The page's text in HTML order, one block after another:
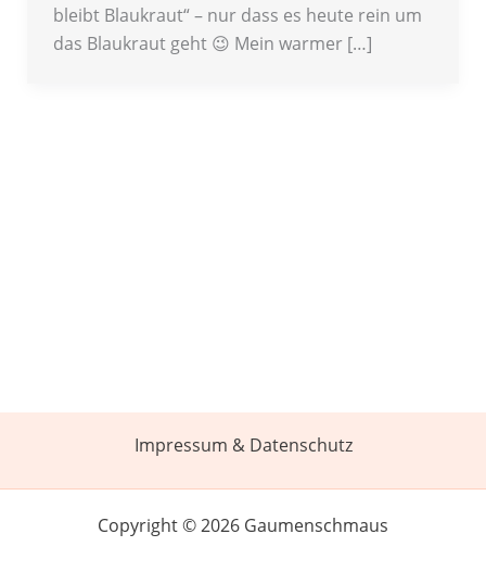
bleibt Blaukraut“ – nur dass es heute rein um
das Blaukraut geht 😉 Mein warmer […]
Impressum & Datenschutz
Copyright © 2026 Gaumenschmaus